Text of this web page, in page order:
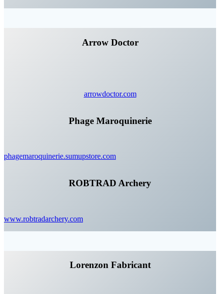
Arrow Doctor
arrowdoctor.com
Phage Maroquinerie
phagemaroquinerie.sumupstore.com
ROBTRAD Archery
www.robtradarchery.com
Lorenzon Fabricant